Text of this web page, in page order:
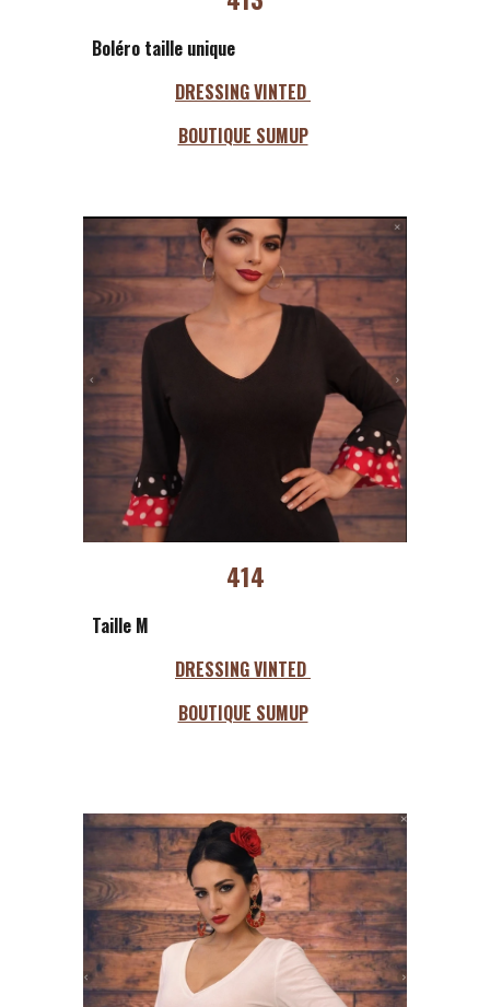
Boléro taille unique
DRESSING VINTED
BOUTIQUE SUMUP
414
Taille M
DRESSING VINTED
BOUTIQUE SUMUP